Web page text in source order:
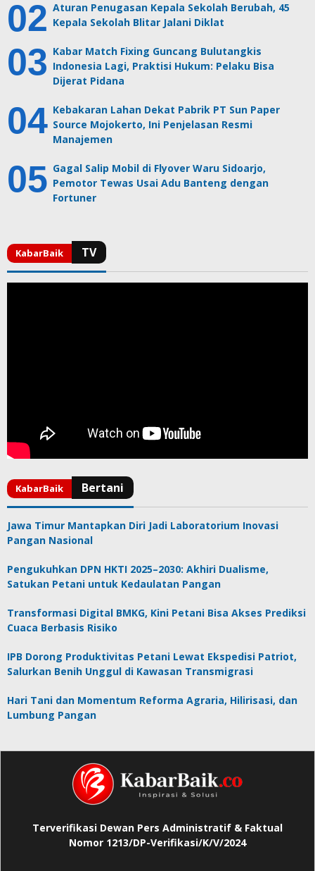
Aturan Penugasan Kepala Sekolah Berubah, 45
Kepala Sekolah Blitar Jalani Diklat
Kabar Match Fixing Guncang Bulutangkis
Indonesia Lagi, Praktisi Hukum: Pelaku Bisa
Dijerat Pidana
Kebakaran Lahan Dekat Pabrik PT Sun Paper
Source Mojokerto, Ini Penjelasan Resmi
Manajemen
Gagal Salip Mobil di Flyover Waru Sidoarjo,
Pemotor Tewas Usai Adu Banteng dengan
Fortuner
Jawa Timur Mantapkan Diri Jadi Laboratorium Inovasi
Pangan Nasional
Pengukuhkan DPN HKTI 2025–2030: Akhiri Dualisme,
Satukan Petani untuk Kedaulatan Pangan
Transformasi Digital BMKG, Kini Petani Bisa Akses Prediksi
Cuaca Berbasis Risiko
IPB Dorong Produktivitas Petani Lewat Ekspedisi Patriot,
Salurkan Benih Unggul di Kawasan Transmigrasi
Hari Tani dan Momentum Reforma Agraria, Hilirisasi, dan
Lumbung Pangan
Terverifikasi Dewan Pers Administratif & Faktual
Nomor 1213/DP-Verifikasi/K/V/2024